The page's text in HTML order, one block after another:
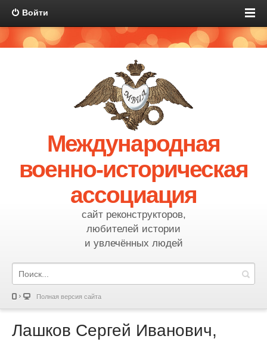
Войти
Международная
военно-историческая
ассоциация
сайт реконструкторов,
любителей истории
и увлечённых людей
Полная версия сайта
Лашков Сергей Иванович,